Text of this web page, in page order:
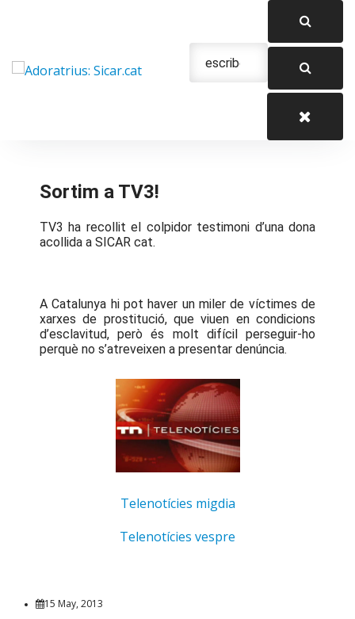
Sortim a TV3!
TV3 ha recollit el colpidor testimoni d’una dona
acollida a SICAR cat.
A Catalunya hi pot haver un miler de víctimes de
xarxes de prostitució, que viuen en condicions
d’esclavitud, però és molt difícil perseguir-ho
perquè no s’atreveixen a presentar denúncia.
Telenotícies migdia
Telenotícies vespre
15 May, 2013